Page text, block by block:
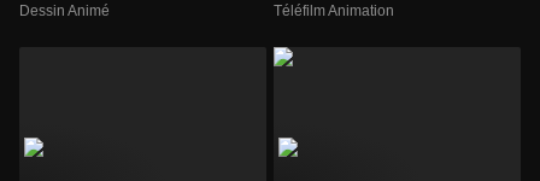
Dessin Animé Téléfilm Animation